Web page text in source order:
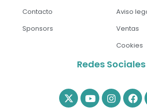
Contacto
Sponsors
Aviso
Ventas
Cookies
Redes Sociales